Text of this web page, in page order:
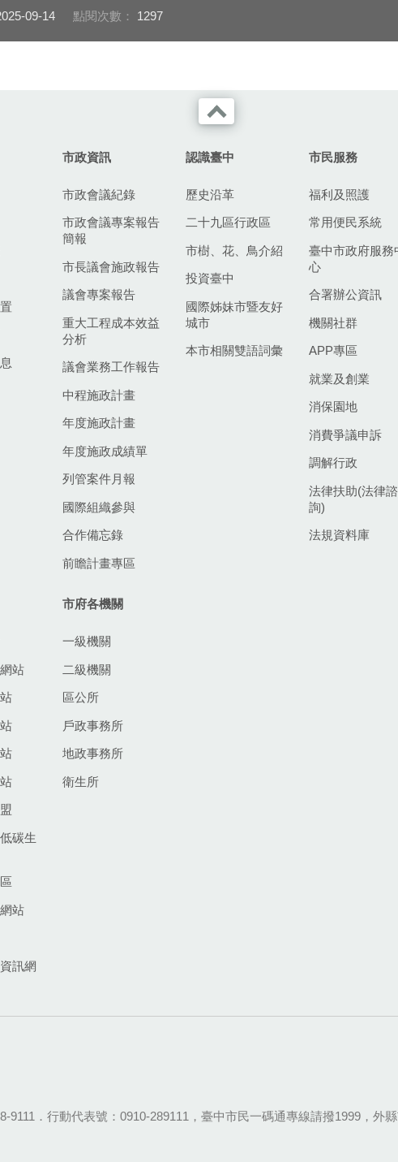
09-14 點閱次數： 1297
市政資訊
市政會議紀錄
市政會議專案報告
簡報
市長議會施政報告
議會專案報告
重大工程成本效益
分析
議會業務工作報告
中程施政計畫
年度施政計畫
年度施政成績單
列管案件月報
國際組織參與
合作備忘錄
前瞻計畫專區
認識臺中
歷史沿革
二十九區行政區
市樹、花、鳥介紹
投資臺中
國際姊妹市暨友好
城市
本市相關雙語詞彙
市民服務
福利及照護
常用便民系統
臺中市政府服務
心
合署辦公資訊
機關社群
APP專區
就業及創業
消保園地
消費爭議申訴
調解行政
法律扶助(法律諮
詢)
法規資料庫
站
碳生
站
訊網
市府各機關
一級機關
二級機關
區公所
戶政事務所
地政事務所
衛生所
9111．行動代表號：0910-289111，臺中市民一碼通專線請撥1999，外